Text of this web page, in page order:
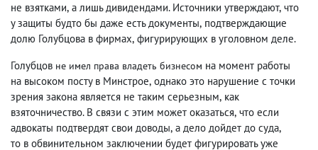
не взятками, а лишь дивидендами. Источники утверждают, что
у защиты будто бы даже есть документы, подтверждающие
долю Голубцова в фирмах, фигурирующих в уголовном деле.
Голубцов не имел права владеть бизнесом на момент работы
на высоком посту в Минстрое, однако это нарушение с точки
зрения закона является не таким серьезным, как
взяточничество. В связи с этим может оказаться, что если
адвокаты подтвердят свои доводы, а дело дойдет до суда,
то в обвинительном заключении будет фигурировать уже